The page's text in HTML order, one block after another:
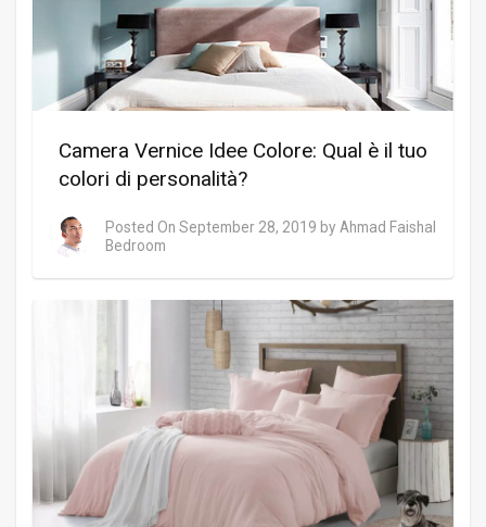
Camera Vernice Idee Colore: Qual è il tuo
colori di personalità?
Posted On September 28, 2019 by Ahmad Faishal
Bedroom